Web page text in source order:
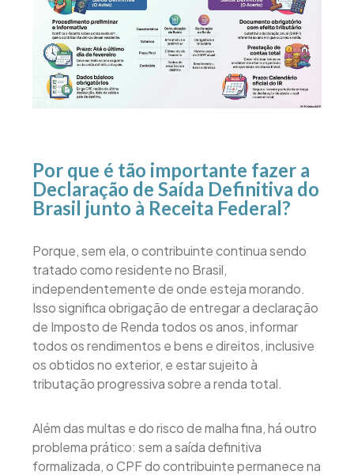
Por que é tão importante fazer a
Declaração de Saída Definitiva do
Brasil junto à Receita Federal?
Porque, sem ela, o contribuinte continua sendo
tratado como residente no Brasil,
independentemente de onde esteja morando.
Isso significa obrigação de entregar a declaração
de Imposto de Renda todos os anos, informar
todos os rendimentos e bens e direitos, inclusive
os obtidos no exterior, e estar sujeito à
tributação progressiva sobre a renda total.
Além das multas e do risco de malha fina, há outro
problema prático: sem a saída definitiva
formalizada, o CPF do contribuinte permanece na